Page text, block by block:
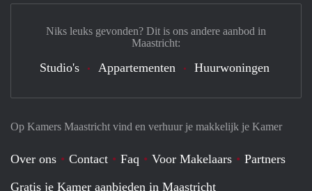
Op Kamers Maastricht vind en verhuur je makkelijk je Kamer
Over ons Contact Faq Voor Makelaars
Partners
Gratis je Kamer aanbieden in Maastricht
Niks leuks gevonden? Dit is ons andere aanbod in
Maastricht:
Studio's Appartementen Huurwoningen